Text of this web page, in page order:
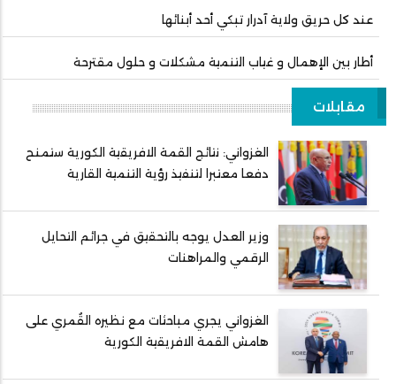
عند كل حريق ولاية آدرار تبكي أحد أبنائها
أطار بين الإهمال و غياب التنمية مشكلات و حلول مقترحة
مقابلات
الغزواني: نتائج القمة الافريقية الكورية ستمنح
دفعا معتبرا لتنفيذ رؤية التنمية القارية
وزير العدل يوجه بالتحقيق في جرائم التحايل
الرقمي والمراهنات
الغزواني يجري مباحثات مع نظيره القُمري على
هامش القمة الافريقية الكورية